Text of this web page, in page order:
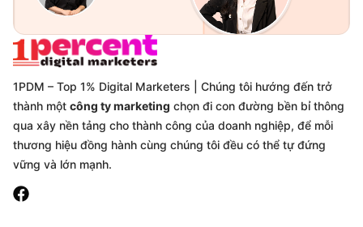
1PDM – Top 1% Digital Marketers | Chúng tôi hướng đến trở
thành một công ty marketing chọn đi con đường bền bỉ thông
qua xây nền tảng cho thành công của doanh nghiệp, để mỗi
thương hiệu đồng hành cùng chúng tôi đều có thể tự đứng
vững và lớn mạnh.